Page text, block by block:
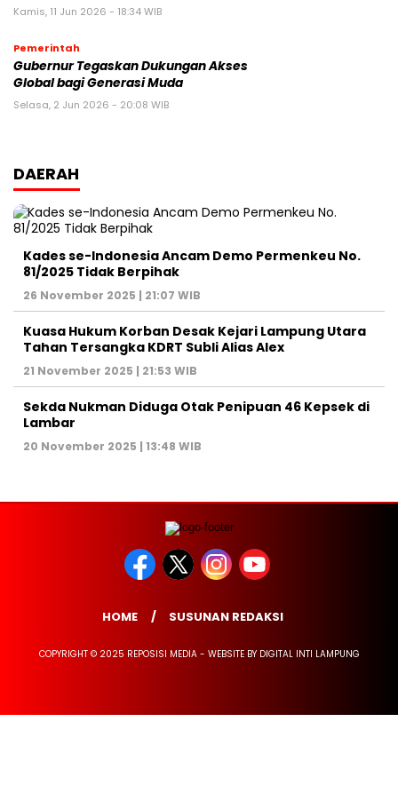
Kamis, 11 Jun 2026 - 18:34 WIB
Pemerintah
Gubernur Tegaskan Dukungan Akses
Global bagi Generasi Muda
Selasa, 2 Jun 2026 - 20:08 WIB
DAERAH
Kades se-Indonesia Ancam Demo Permenkeu No.
81/2025 Tidak Berpihak
26 November 2025 | 21:07 WIB
Kuasa Hukum Korban Desak Kejari Lampung Utara
Tahan Tersangka KDRT Subli Alias Alex
21 November 2025 | 21:53 WIB
Sekda Nukman Diduga Otak Penipuan 46 Kepsek di
Lambar
20 November 2025 | 13:48 WIB
HOME SUSUNAN REDAKSI
COPYRIGHT © 2025 REPOSISI MEDIA - WEBSITE BY DIGITAL INTI LAMPUNG